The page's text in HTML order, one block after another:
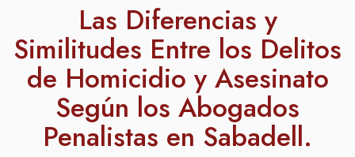
Las Diferencias y
Similitudes Entre los Delitos
de Homicidio y Asesinato
Según los Abogados
Penalistas en Sabadell.